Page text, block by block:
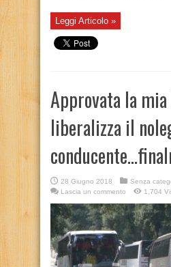
Leggi Articolo »
Approvata la
liberalizza il
28 Giugno 2018 Senza
Lascia un commento
1,704